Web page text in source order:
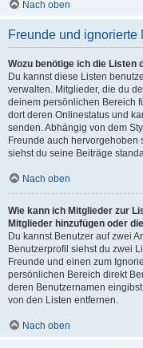
Nach oben
Freunde und ignorierte
Wozu benötige ich die Listen
Du kannst diese Listen
verwalten. Mitglieder, die du
deinem persönlichen Bereich
dort deren Onlinestatus und
senden. Abhängig von dem
Freunde auch hervorgehoben
siehst du seine Beiträge
Nach oben
Wie kann ich Mitglieder zur
Mitglieder hinzufügen oder
Du kannst Benutzer auf zwei
Benutzerprofil siehst du zwei
Freunde und einen zum
persönlichen Bereich direkt
deren Benutzernamen
von den Listen entfernen.
Nach oben